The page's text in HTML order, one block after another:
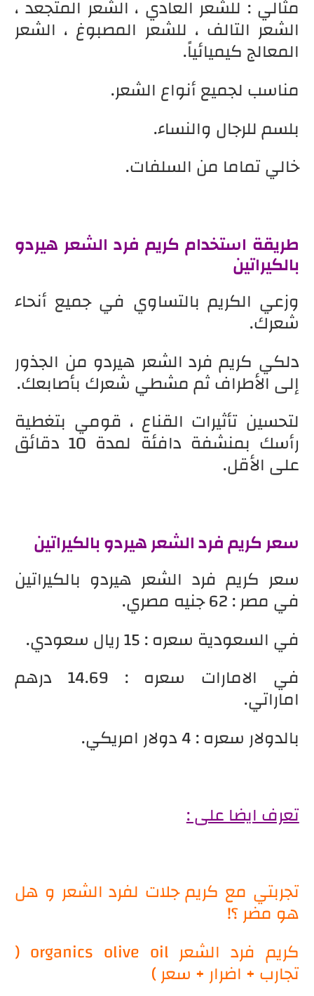
مثالي : للشعر العادي ، الشعر المتجعد ،
الشعر التالف ، للشعر المصبوغ ، الشعر
المعالج كيميائياً.
مناسب لجميع أنواع الشعر.
بلسم للرجال والنساء.
خالي تماما من السلفات.
طريقة استخدام كريم فرد الشعر هيردو
بالكيراتين
وزعي الكريم بالتساوي في جميع أنحاء
شعرك.
دلكي كريم فرد الشعر هيردو من الجذور
إلى الأطراف ثم مشطي شعرك بأصابعك.
لتحسين تأثيرات القناع ، قومي بتغطية
رأسك بمنشفة دافئة لمدة 10 دقائق
على الأقل.
سعر كريم فرد الشعر هيردو بالكيراتين
سعر كريم فرد الشعر هيردو بالكيراتين
في مصر : 62 جنيه مصري.
في السعودية سعره : 15 ريال سعودي.
في الامارات سعره : 14.69 درهم
اماراتي.
بالدولار سعره : 4 دولار امريكي.
تعرف ايضا على :
تجربتي مع كريم جلات لفرد الشعر و هل
هو مضر ؟!
كريم فرد الشعر organics olive oil (
تجارب + اضرار + سعر )